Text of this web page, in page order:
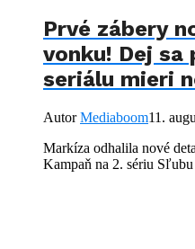
Prvé zábery
vonku! Dej sa
seriálu mieri
AutorMediaboom11.
Markíza odhalila nové
Kampaň na 2. sériu